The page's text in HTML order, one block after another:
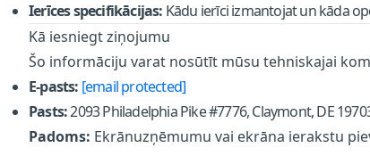
Ierīces specifikācijas: Kādu ierīci izmantojat un kāda
Kā iesniegt ziņojumu
Šo informāciju varat nosūtīt mūsu tehniskajai
E-pasts: [email protected]
Pasts:2093 Philadelphia Pike #7776, Claymont, DE
Padoms: Ekrānuzņēmumu vai ekrāna ierakstu